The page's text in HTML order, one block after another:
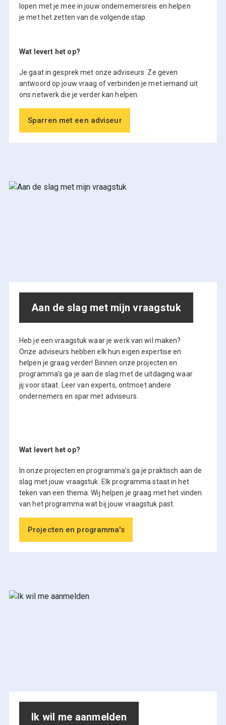
lopen met je mee in jouw ondernemersreis en helpen
je met het zetten van de volgende stap.
Wat levert het op?
Je gaat in gesprek met onze adviseurs. Ze geven
antwoord op jouw vraag of verbinden je met iemand uit
ons netwerk die je verder kan helpen.
Sparren met een adviseur
Aan de slag met mijn vraagstuk
Heb je een vraagstuk waar je werk van wil maken?
Onze adviseurs hebben elk hun eigen expertise en
helpen je graag verder! Binnen onze projecten en
programma’s ga je aan de slag met de uitdaging waar
jij voor staat. Leer van experts, ontmoet andere
ondernemers en spar met adviseurs.
Wat levert het op?
In onze projecten en programma’s ga je praktisch aan de
slag met jouw vraagstuk. Elk programma staat in het
teken van een thema. Wij helpen je graag met het vinden
van het programma wat bij jouw vraagstuk past.
Projecten en programma's
Ik wil me aanmelden